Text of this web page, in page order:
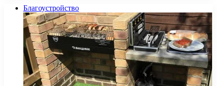
Благоустройство